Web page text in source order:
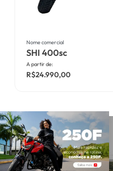
Nome comercial
SHI 400sc
A partir de:
R$24.990,00